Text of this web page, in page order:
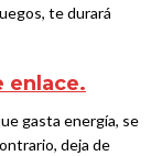
te durará
enlace.
gasta energía, se
deja de